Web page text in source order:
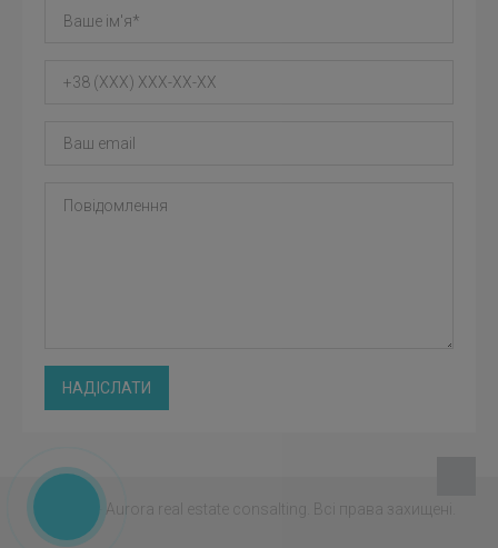
НАДІСЛАТИ
© 2026 - Aurora real estate consalting. Всі права захищені.